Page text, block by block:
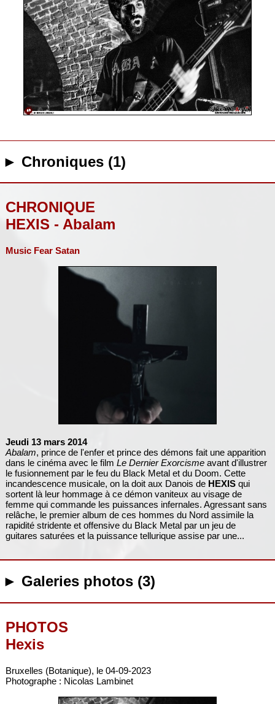
► Chroniques (1)
CHRONIQUE
HEXIS - Abalam
Music Fear Satan
Jeudi 13 mars 2014
Abalam, prince de l'enfer et prince des démons fait une apparition
dans le cinéma avec le film Le Dernier Exorcismeavant d'illustrer
le fusionnement par le feu du Black Metal et du Doom. Cette
incandescence musicale, on la doit aux Danois de HEXISqui
sortent là leur hommage à ce démon vaniteux au visage de
femme qui commande les puissances infernales. Agressant sans
relâche, le premier album de ces hommes du Nord assimile la
rapidité stridente et offensive du Black Metal par un jeu de
guitares saturées et la puissance tellurique assise par une...
► Galeries photos (3)
PHOTOS
Hexis
Bruxelles (Botanique), le 04-09-2023
Photographe : Nicolas Lambinet